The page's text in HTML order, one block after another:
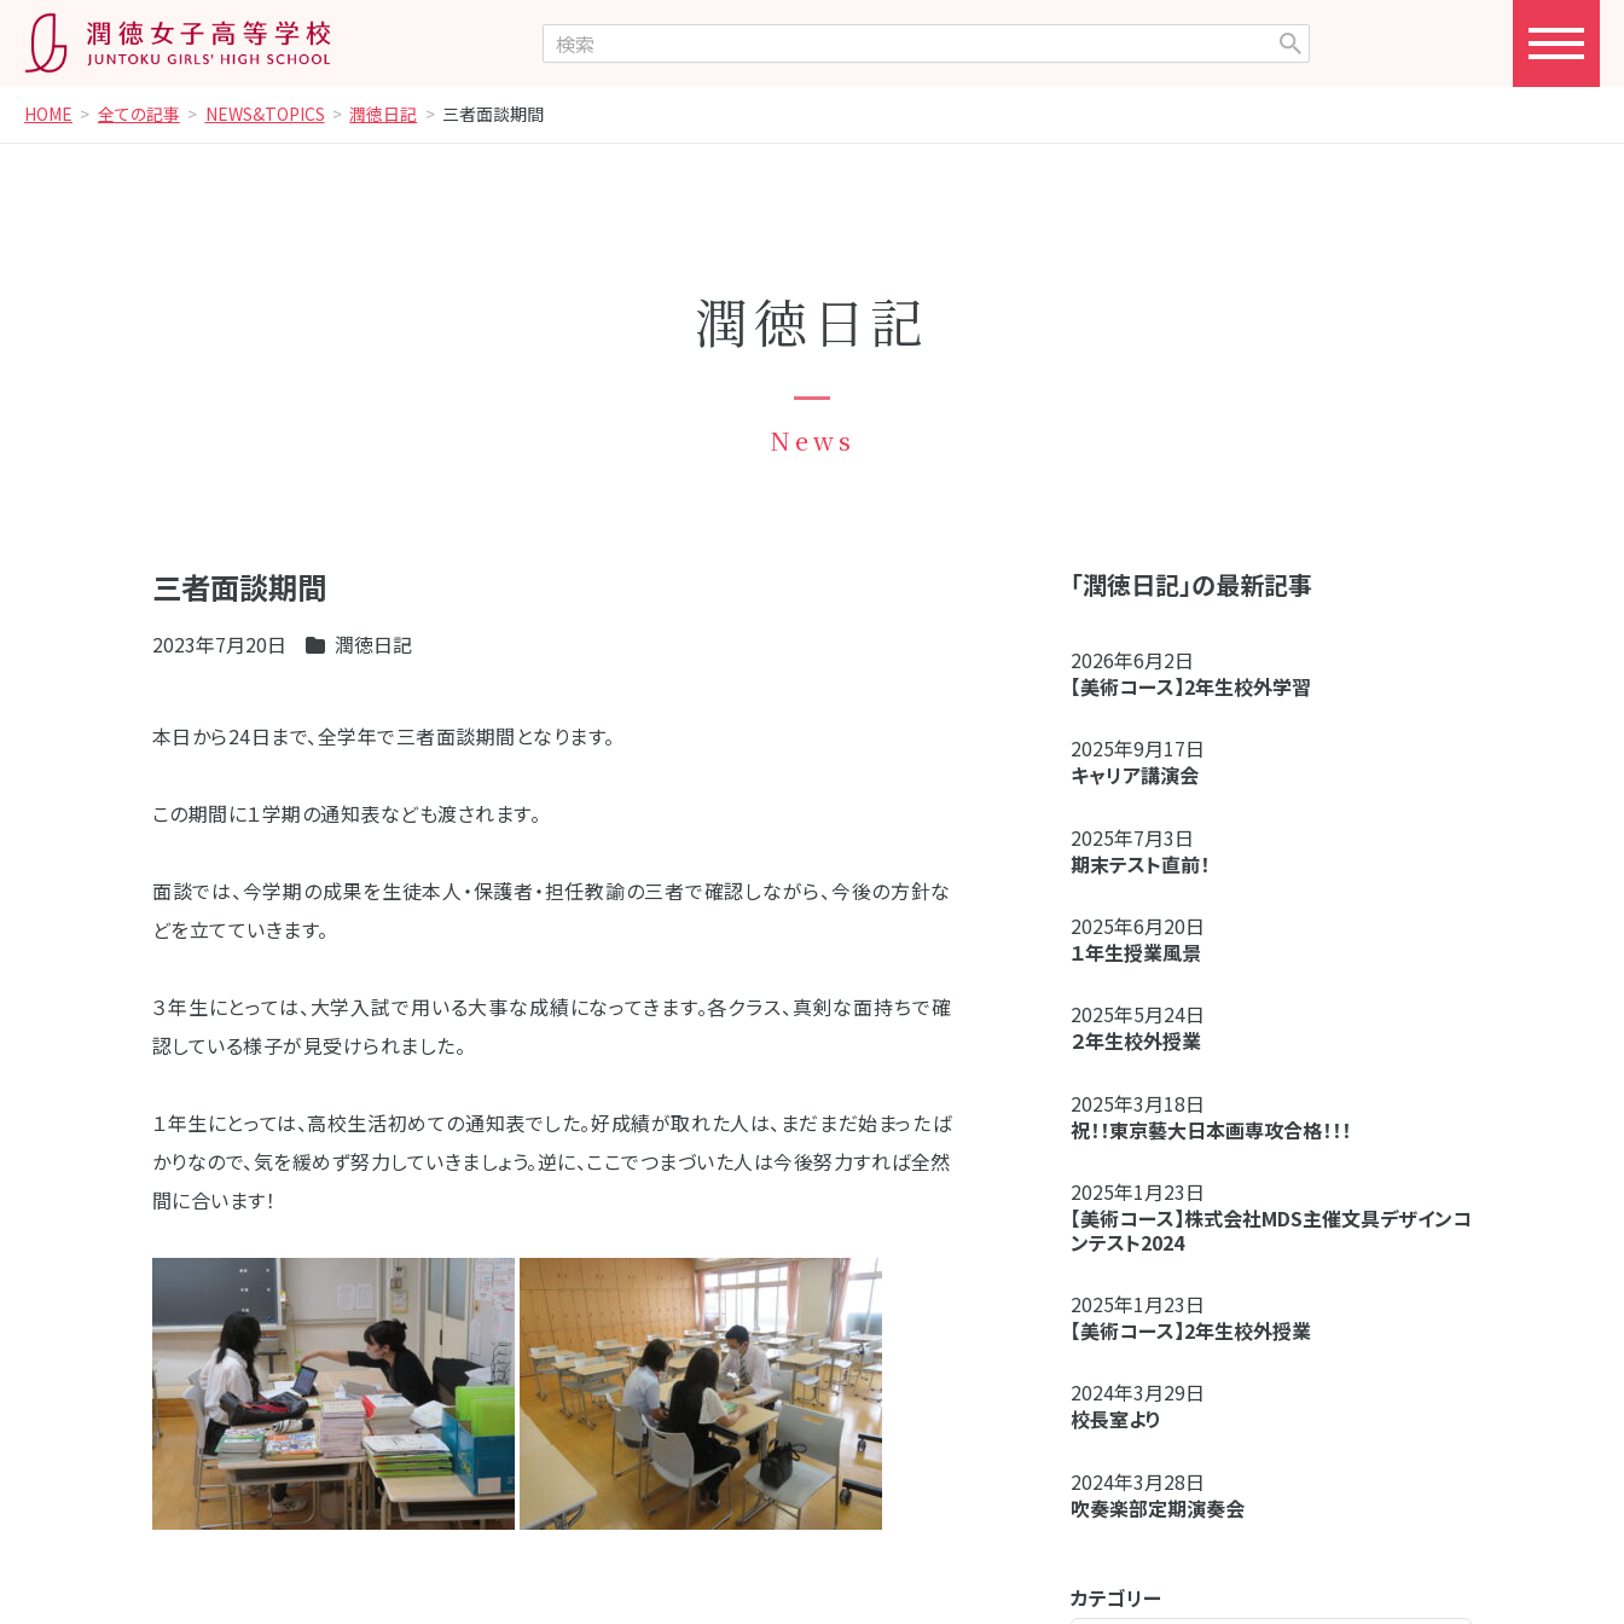
HOME 全ての記事 NEWS&TOPICS 潤徳日記 三者面談期間
潤徳日記
News
三者面談期間
2023年7月20日 潤徳日記
本日から24日まで、全学年で三者面談期間となります。
この期間に１学期の通知表なども渡されます。
面談では、今学期の成果を生徒本人・保護者・担任教諭の三者で確認しながら、今後の方針な
どを立てていきます。
３年生にとっては、大学入試で用いる大事な成績になってきます。各クラス、真剣な面持ちで確
認している様子が見受けられました。
１年生にとっては、高校生活初めての通知表でした。好成績が取れた人は、まだまだ始まったば
かりなので、気を緩めず努力していきましょう。逆に、ここでつまづいた人は今後努力すれば全然
間に合います！
「潤徳日記」の最新記事
2026年6月2日
【美術コース】2年生校外学習
2025年9月17日
キャリア講演会
2025年7月3日
期末テスト直前！
2025年6月20日
１年生授業風景
2025年5月24日
２年生校外授業
2025年3月18日
祝！！東京藝大日本画専攻合格！！！
2025年1月23日
【美術コース】株式会社MDS主催文具デザインコ
ンテスト2024
2025年1月23日
【美術コース】2年生校外授業
2024年3月29日
校長室より
2024年3月28日
吹奏楽部定期演奏会
カテゴリー